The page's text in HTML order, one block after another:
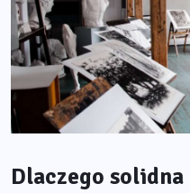
Dlaczego